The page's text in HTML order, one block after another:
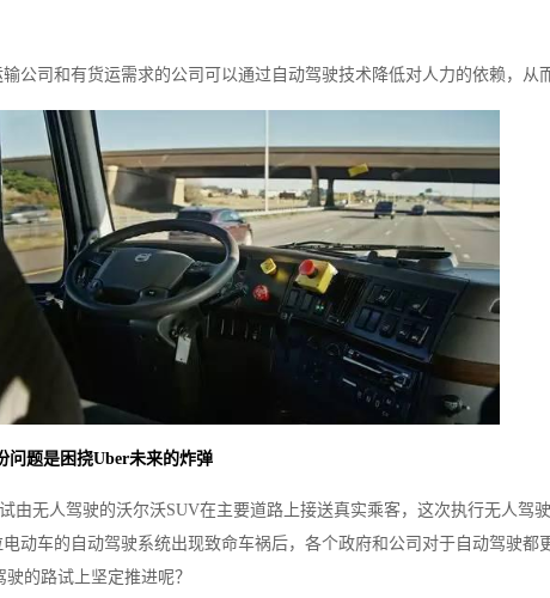
公司和有货运需求的公司可以通过自动驾驶技术降低对人力的依赖，从
问题是困挠Uber未来的炸弹
由无人驾驶的沃尔沃SUV在主要道路上接送真实乘客，这次执行无人驾
动车的自动驾驶系统出现致命车祸后，各个政府和公司对于自动驾驶都
的路试上坚定推进呢？